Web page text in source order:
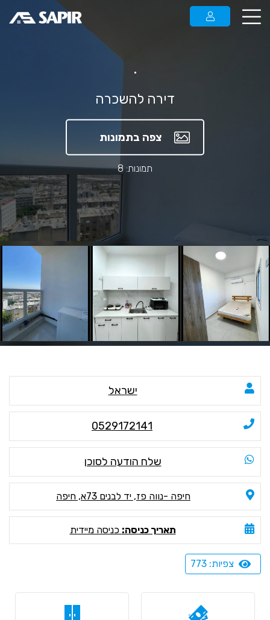
.
דירה להשכרה
צפה בתמונות
תמונות: 8
ישראל
0529172141
שלח הודעה לסוכן
חיפה -נווה פז, יד לבנים 73א, חיפה
תאריך כניסה: כניסה מיידית
צפיות: 773